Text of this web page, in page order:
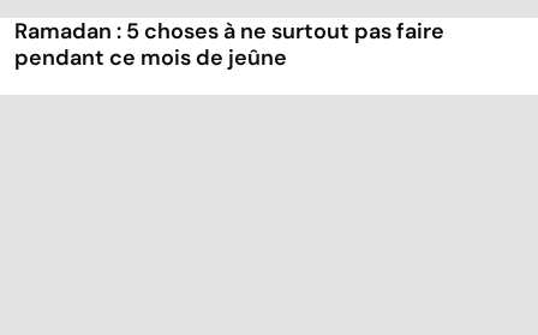
Ramadan : 5 choses à ne surtout pas faire
pendant ce mois de jeûne